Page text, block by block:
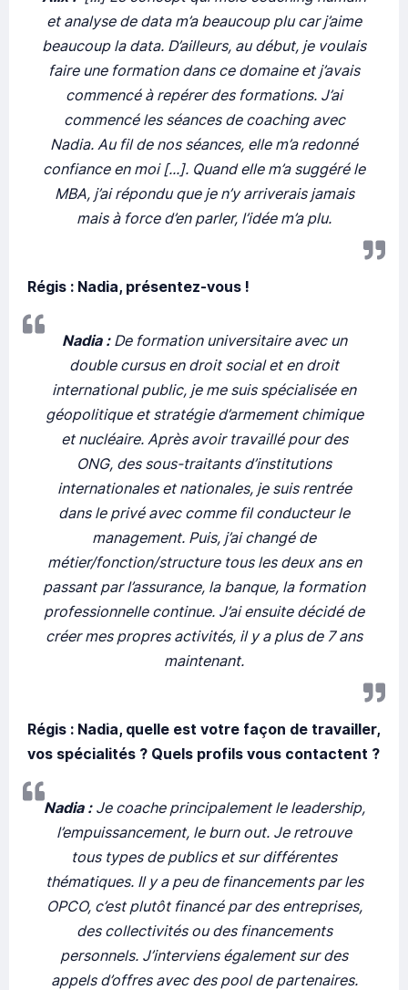
et analyse de data m’a beaucoup plu car j’aime
beaucoup la data. D’ailleurs, au début, je voulais
faire une formation dans ce domaine et j’avais
commencé à repérer des formations. J’ai
commencé les séances de coaching avec
Nadia. Au fil de nos séances, elle m’a redonné
confiance en moi [...]. Quand elle m’a suggéré le
MBA, j’ai répondu que je n’y arriverais jamais
mais à force d’en parler, l’idée m’a plu.
Régis : Nadia, présentez-vous !
Nadia : De formation universitaire avec un
double cursus en droit social et en droit
international public, je me suis spécialisée en
géopolitique et stratégie d’armement chimique
et nucléaire. Après avoir travaillé pour des
ONG, des sous-traitants d’institutions
internationales et nationales, je suis rentrée
dans le privé avec comme fil conducteur le
management. Puis, j’ai changé de
métier/fonction/structure tous les deux ans en
passant par l’assurance, la banque, la formation
professionnelle continue. J’ai ensuite décidé de
créer mes propres activités, il y a plus de 7 ans
maintenant.
Régis : Nadia, quelle est votre façon de travailler,
vos spécialités ? Quels profils vous contactent ?
Nadia : Je coache principalement le leadership,
l’empuissancement, le burn out. Je retrouve
tous types de publics et sur différentes
thématiques. Il y a peu de financements par les
OPCO, c’est plutôt financé par des entreprises,
des collectivités ou des financements
personnels. J’interviens également sur des
appels d’offres avec des pool de partenaires.